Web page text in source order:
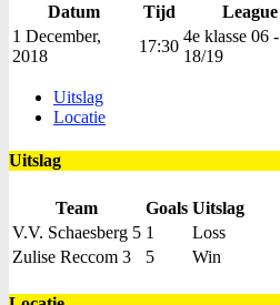
Datum Tijd League
1 December,
2018
17:30
4e klasse 06 -
18/19
Uitslag
Locatie
Uitslag
Team Goals Uitslag
V.V. Schaesberg 5 1
Loss
Zulise Reccom 3
5 Win